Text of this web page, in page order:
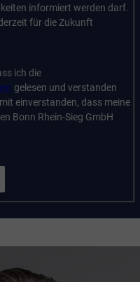
informiert werden darf.
für die Zukunft
ich die
gelesen und verstanden
einverstanden, dass meine
Bonn Rhein-Sieg GmbH